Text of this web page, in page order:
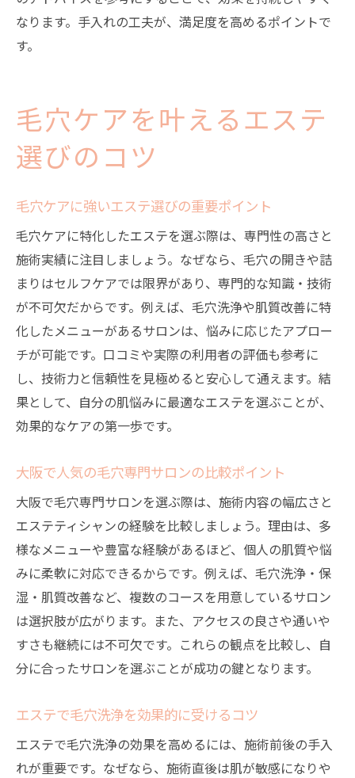
継続利用しやすいエステプランの選び方
エステで変わる大阪女性の素肌と自信
なります。手入れの工夫が、満足度を高めるポイントで
す。
毛穴ケアを叶えるエステ
選びのコツ
毛穴ケアに強いエステ選びの重要ポイント
毛穴ケアに特化したエステを選ぶ際は、専門性の高さと
施術実績に注目しましょう。なぜなら、毛穴の開きや詰
まりはセルフケアでは限界があり、専門的な知識・技術
が不可欠だからです。例えば、毛穴洗浄や肌質改善に特
化したメニューがあるサロンは、悩みに応じたアプロー
チが可能です。口コミや実際の利用者の評価も参考に
し、技術力と信頼性を見極めると安心して通えます。結
果として、自分の肌悩みに最適なエステを選ぶことが、
効果的なケアの第一歩です。
大阪で人気の毛穴専門サロンの比較ポイント
大阪で毛穴専門サロンを選ぶ際は、施術内容の幅広さと
エステティシャンの経験を比較しましょう。理由は、多
様なメニューや豊富な経験があるほど、個人の肌質や悩
みに柔軟に対応できるからです。例えば、毛穴洗浄・保
湿・肌質改善など、複数のコースを用意しているサロン
は選択肢が広がります。また、アクセスの良さや通いや
すさも継続には不可欠です。これらの観点を比較し、自
分に合ったサロンを選ぶことが成功の鍵となります。
エステで毛穴洗浄を効果的に受けるコツ
エステで毛穴洗浄の効果を高めるには、施術前後の手入
れが重要です。なぜなら、施術直後は肌が敏感になりや